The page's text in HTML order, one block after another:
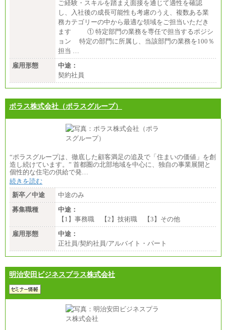
ご経験・スキルを踏まえ面接を通じて適性を確認
し、入社後の成長可能性も考慮のうえ、複数ある業
務カテゴリーの中から最適な領域をご担当いただき
ます ① 特定部門の業務を専任で担当するポジシ
ョン 特定の部門に所属し、当該部門の業務を100％
担当 …
雇用形態
中途：
契約社員
ポラス株式会社（ポラスグループ）
“ポラスグループは、徹底した顧客満足の追及で「住まいの価値」を創
造し続けています。” 首都圏の北部地域を中心に、独自の事業展開と
個性的な住宅の供給で発…
続きを読む
新卒／中途
中途のみ
募集職種
中途：
【1】事務職 【2】技術職 【3】その他
雇用形態
中途：
正社員/契約社員/アルバイト・パート
明治安田ビジネスプラス株式会社